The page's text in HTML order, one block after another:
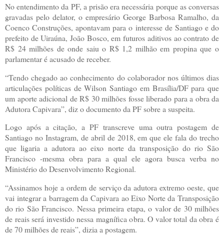
No entendimento da PF, a prisão era necessária porque as conversas
gravadas pelo delator, o empresário George Barbosa Ramalho, da
Coenco Construções, apontavam para o interesse de Santiago e do
prefeito de Uiraúna, João Bosco, em futuros aditivos ao contrato de
R$ 24 milhões de onde saiu o R$ 1,2 milhão em propina que o
parlamentar é acusado de receber.
“Tendo chegado ao conhecimento do colaborador nos últimos dias
articulações políticas de Wilson Santiago em Brasília/DF para que
um aporte adicional de R$ 30 milhões fosse liberado para a obra da
Adutora Capivara”, diz o documento da PF sobre a suspeita.
Logo após a citação, a PF transcreve uma outra postagem de
Santiago no Instagram, de abril de 2018, em que ele fala do trecho
que ligaria a adutora ao eixo norte da transposição do rio São
Francisco -mesma obra para a qual ele agora busca verba no
Ministério do Desenvolvimento Regional.
“Assinamos hoje a ordem de serviço da adutora extremo oeste, que
vai integrar a barragem da Capivara ao Eixo Norte da Transposição
do rio São Francisco. Nessa primeira etapa, o valor de 30 milhões
de reais será investido nessa magnífica obra. O valor total da obra é
de 70 milhões de reais”, dizia a postagem.